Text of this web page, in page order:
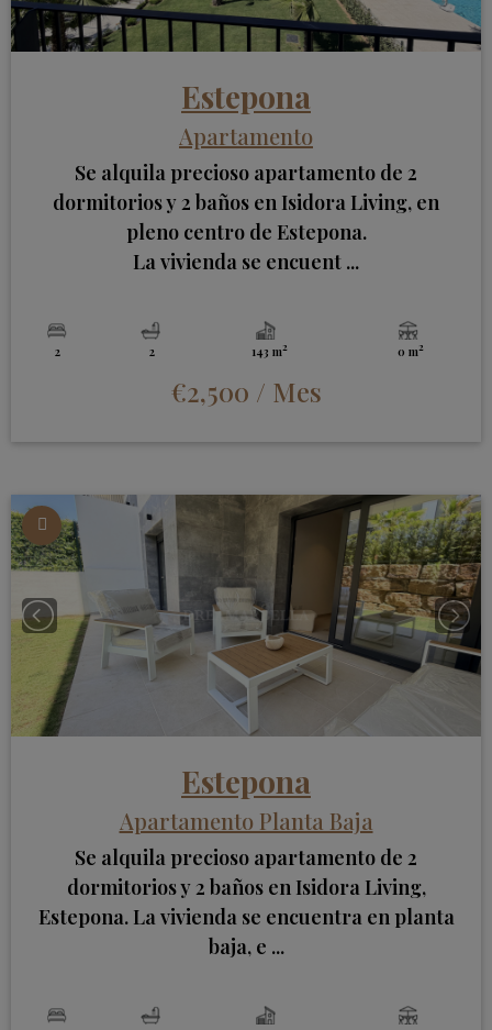
Estepona
Apartamento
Se alquila precioso apartamento de 2
dormitorios y 2 baños en Isidora Living, en
pleno centro de Estepona.
La vivienda se encuent ...
2 2 143 m2 0 m2
€2,500 / Mes
Estepona
Apartamento Planta Baja
Se alquila precioso apartamento de 2
dormitorios y 2 baños en Isidora Living,
Estepona. La vivienda se encuentra en planta
baja, e ...